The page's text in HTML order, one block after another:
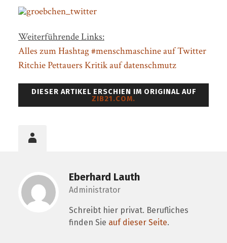
Weiterführende Links:
Alles zum Hashtag #menschmaschine auf Twitter
Ritchie Pettauers Kritik auf datenschmutz
DIESER ARTIKEL ERSCHIEN IM ORIGINAL AUF
ZIB21.COM.
Eberhard Lauth
Administrator
Schreibt hier privat. Berufliches
finden Sie auf dieser Seite.